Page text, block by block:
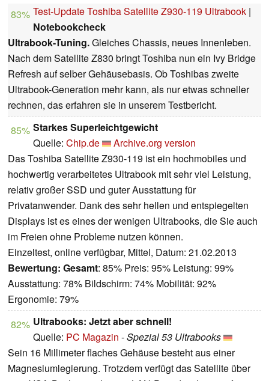
83% Test-Update Toshiba Satellite Z930-119 Ultrabook |
Notebookcheck
Ultrabook-Tuning.Gleiches Chassis, neues Innenleben.
Nach dem Satellite Z830 bringt Toshiba nun ein Ivy Bridge
Refresh auf selber Gehäusebasis. Ob Toshibas zweite
Ultrabook-Generation mehr kann, als nur etwas schneller
rechnen, das erfahren sie in unserem Testbericht.
85% Starkes Superleichtgewicht
Quelle: Chip.de
Archive.org version
Das Toshiba Satellite Z930-119 ist ein hochmobiles und
hochwertig verarbeitetes Ultrabook mit sehr viel Leistung,
relativ großer SSD und guter Ausstattung für
Privatanwender. Dank des sehr hellen und entspiegelten
Displays ist es eines der wenigen Ultrabooks, die Sie auch
im Freien ohne Probleme nutzen können.
Einzeltest, online verfügbar, Mittel, Datum: 21.02.2013
Bewertung: Gesamt: 85% Preis: 95% Leistung: 99%
Ausstattung: 78% Bildschirm: 74% Mobilität: 92%
Ergonomie: 79%
82% Ultrabooks: Jetzt aber schnell!
Quelle: PC Magazin -Spezial 53 Ultrabooks
Sein 16 Millimeter flaches Gehäuse besteht aus einer
Magnesiumlegierung. Trotzdem verfügt das Satellite über